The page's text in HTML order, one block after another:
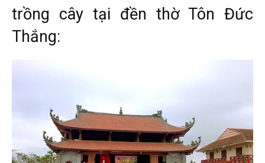
trồng cây tại đền thờ Tôn Đức
Thắng: